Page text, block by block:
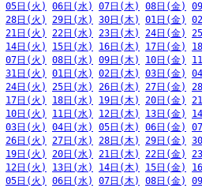
05日(火) 06日(水) 07日(木) 08日(金)
28日(火) 29日(水) 30日(木) 01日(金)
21日(火) 22日(水) 23日(木) 24日(金)
14日(火) 15日(水) 16日(木) 17日(金)
07日(火) 08日(水) 09日(木) 10日(金)
31日(火) 01日(水) 02日(木) 03日(金)
24日(火) 25日(水) 26日(木) 27日(金)
17日(火) 18日(水) 19日(木) 20日(金)
10日(火) 11日(水) 12日(木) 13日(金)
03日(火) 04日(水) 05日(木) 06日(金)
26日(火) 27日(水) 28日(木) 29日(金)
19日(火) 20日(水) 21日(木) 22日(金)
12日(火) 13日(水) 14日(木) 15日(金)
05日(火) 06日(水) 07日(木) 08日(金)